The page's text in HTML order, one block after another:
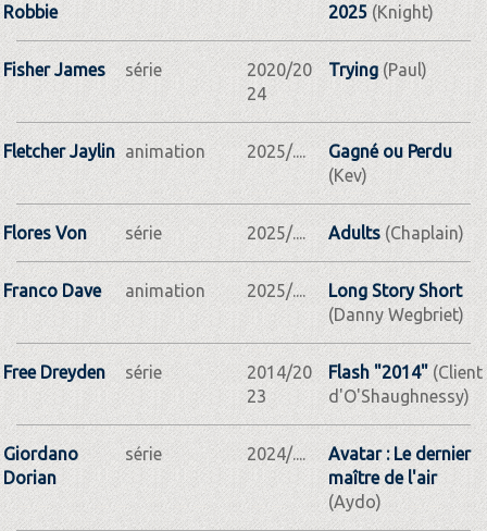
Robbie
2025(Knight)
Fisher James série
2020/20
24
Trying(Paul)
Fletcher Jaylin animation 2025/....
Gagné ou Perdu
(Kev)
Flores Von série 2025/.... Adults(Chaplain)
Franco Dave animation 2025/....
Long Story Short
(Danny Wegbriet)
Free Dreyden série
2014/20
23
Flash "2014"(Client
d'O'Shaughnessy)
Giordano
Dorian
série 2024/....
Avatar : Le dernier
maître de l'air
(Aydo)